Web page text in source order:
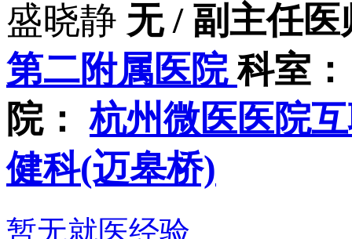
盛晓静 无 / 副主任
第二附属医院科室：
院： 杭州微医医院
健科(迈皋桥)
暂无就医经验